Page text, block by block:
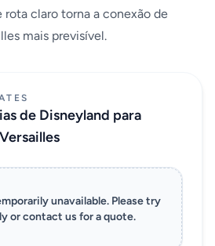
rota claro torna a conexão de
mais previsível.
de Disneyland para
unavailable. Please try
or contact us for a quote.